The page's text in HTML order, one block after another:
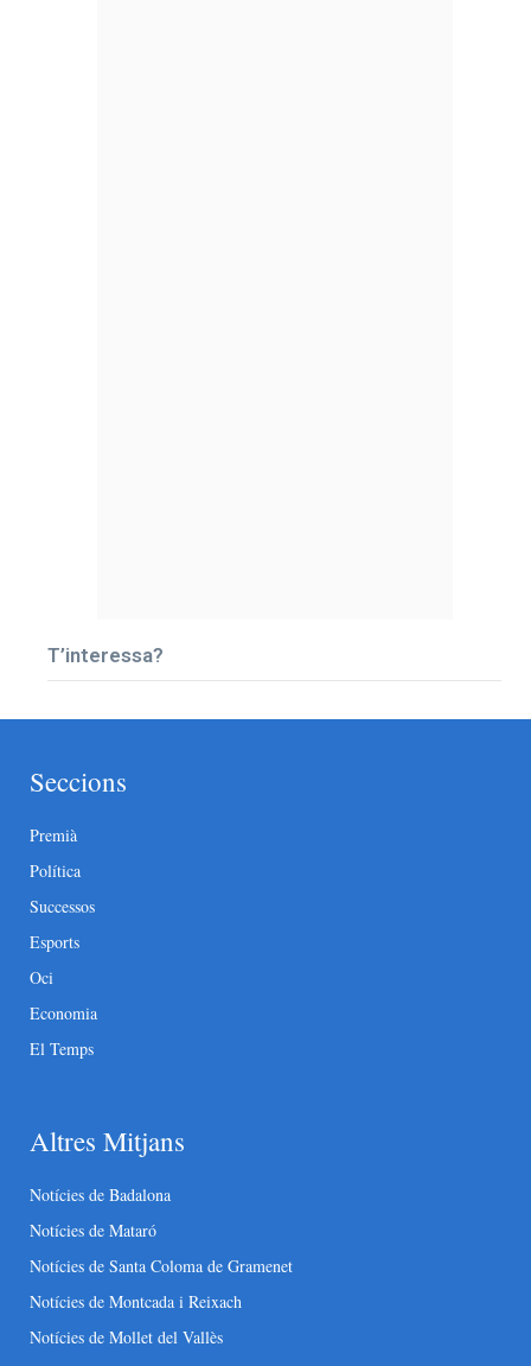
T’interessa?
Seccions
Premià
Política
Successos
Esports
Oci
Economia
El Temps
Altres Mitjans
Notícies de Badalona
Notícies de Mataró
Notícies de Santa Coloma de Gramenet
Notícies de Montcada i Reixach
Notícies de Mollet del Vallès